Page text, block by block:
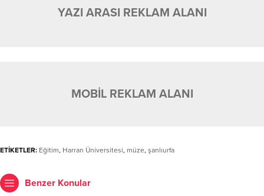
YAZI ARASI REKLAM ALANI
MOBİL REKLAM ALANI
ETİKETLER: Eğitim, Harran Üniversitesi, müze, şanlıurfa
Benzer Konular